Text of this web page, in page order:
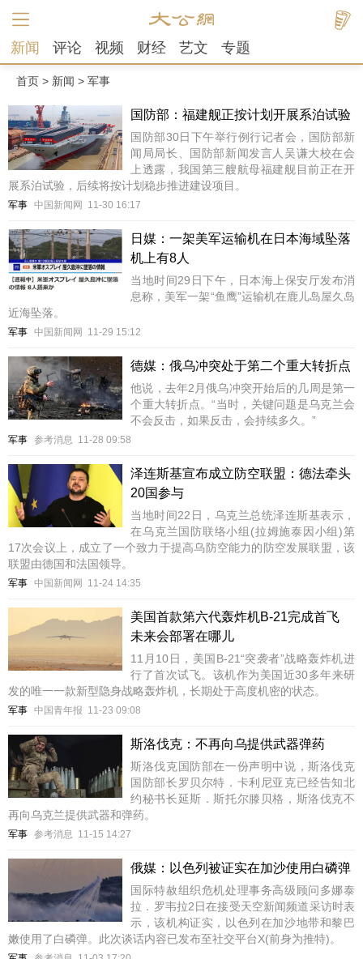
新闻 评论 视频 财经 艺文 专题
首页 > 新闻 > 军事
国防部：福建舰正按计划开展系泊试验
国防部30日下午举行例行记者会，国防部新
闻局局长、国防部新闻发言人吴谦大校在会
上透露，我国第三艘航母福建舰目前正在开
展系泊试验，后续将按计划稳步推进建设项目。
军事 中国新闻网 11-30 16:17
日媒：一架美军运输机在日本海域坠落
机上有8人
当地时间29日下午，日本海上保安厅发布消
息称，美军一架“鱼鹰”运输机在鹿儿岛屋久岛
近海坠落。
军事 中国新闻网 11-29 15:12
德媒：俄乌冲突处于第二个重大转折点
他说，去年2月俄乌冲突开始后的几周是第一
个重大转折点。“当时，关键问题是乌克兰会
不会反击，如果反击，会持续多久。”
军事 参考消息 11-28 09:58
泽连斯基宣布成立防空联盟：德法牵头
20国参与
当地时间22日，乌克兰总统泽连斯基表示，
在乌克兰国防联络小组(拉姆施泰因小组)第
17次会议上，成立了一个致力于提高乌防空能力的防空发展联盟，该
联盟由德国和法国领导。
军事 中国新闻网 11-24 14:35
美国首款第六代轰炸机B-21完成首飞
未来会部署在哪儿
11月10日，美国B-21“突袭者”战略轰炸机进
行了首次试飞。该机作为美国近30多年来研
发的唯一一款新型隐身战略轰炸机，长期处于高度机密的状态。
军事 中国青年报 11-23 09:08
斯洛伐克：不再向乌提供武器弹药
斯洛伐克国防部在一份声明中说，斯洛伐克
国防部长罗贝尔特．卡利尼亚克已经告知北
约秘书长延斯．斯托尔滕贝格，斯洛伐克不
再向乌克兰提供武器和弹药。
军事 参考消息 11-15 14:27
俄媒：以色列被证实在加沙使用白磷弹
国际特赦组织危机处理事务高级顾问多娜泰
拉．罗韦拉2日在接受天空新闻频道采访时表
示，该机构证实，以色列在加沙地带和黎巴
嫩使用了白磷弹。此次谈话内容已发布至社交平台X(前身为推特)。